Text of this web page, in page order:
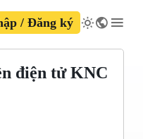
/ Đăng ký
điện tử KNC